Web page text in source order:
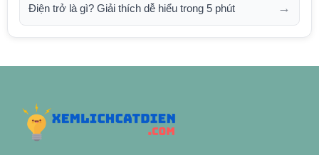
Điện trở là gì? Giải thích dễ hiểu trong 5 phút →